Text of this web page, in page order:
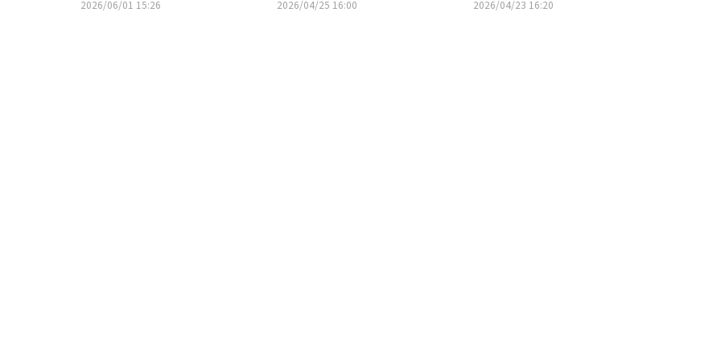
2026/06/01 15:26 2026/04/25 16:00 2026/04/23 16:20